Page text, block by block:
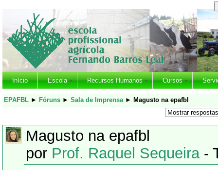
Início Escola Recursos Humanos Cursos
EPAFBL ► Fóruns ► Sala de Imprensa ► Magusto na epafbl
Magusto na epafbl
por Prof. Raquel Sequeira-